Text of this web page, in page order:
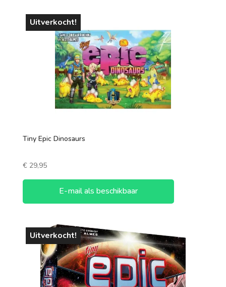
Uitverkocht!
Tiny Epic Dinosaurs
€29,95
E-mail als beschikbaar
Uitverkocht!